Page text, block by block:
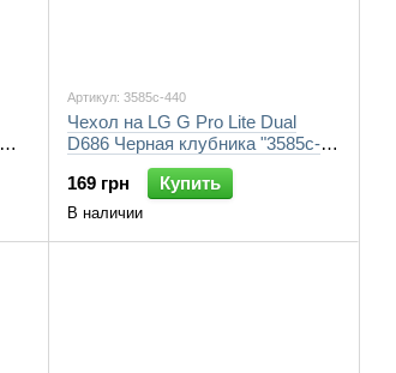
Артикул: 3585c-440
Чехол на LG G Pro Lite Dual
D686 Черная клубника "3585c-
169 грн
Купить
В наличии